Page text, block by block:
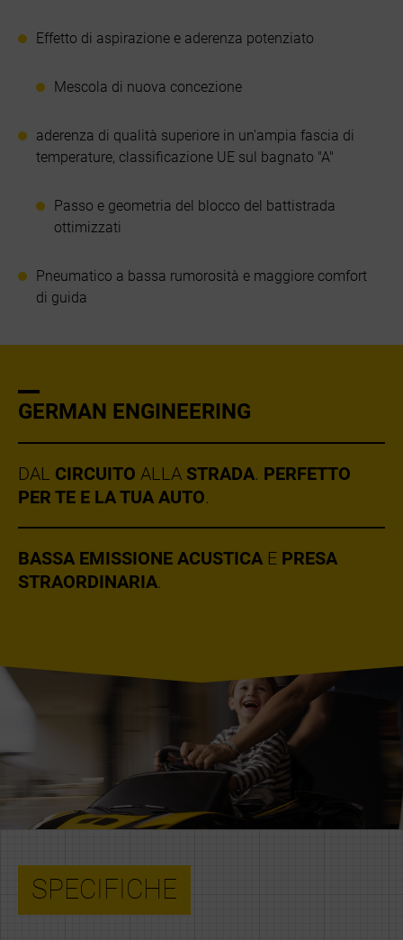
Effetto di aspirazione e aderenza potenziato
Mescola di nuova concezione
aderenza di qualità superiore in un'ampia fascia di
temperature, classificazione UE sul bagnato "A"
Passo e geometria del blocco del battistrada
ottimizzati
Pneumatico a bassa rumorosità e maggiore comfort
di guida
GERMAN ENGINEERING
DAL CIRCUITO ALLA STRADA. PERFETTO
PER TE E LA TUA AUTO.
BASSA EMISSIONE ACUSTICA E PRESA
STRAORDINARIA.
SPECIFICHE